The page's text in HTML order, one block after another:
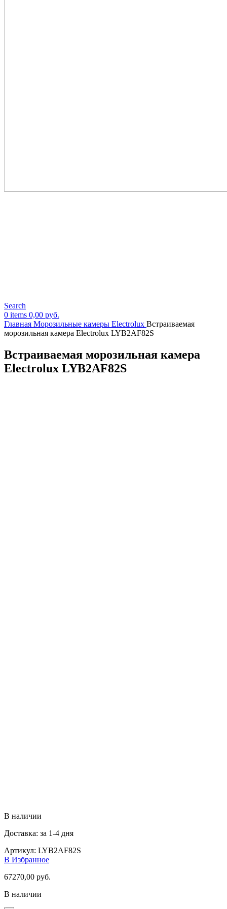
Search
0 items 0,00 руб.
Главная Морозильные камеры Electrolux Встраиваемая
морозильная камера Electrolux LYB2AF82S
Встраиваемая морозильная камера
Electrolux LYB2AF82S
В наличии
Доставка: за 1-4 дня
Артикул: LYB2AF82S
В Избранное
67270,00 руб.
В наличии